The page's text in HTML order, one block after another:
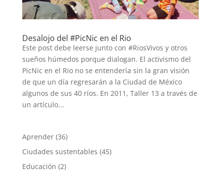
Desalojo del #PicNic en el Rio
Este post debe leerse junto con #RiosVivos y otros
sueños húmedos porque dialogan. El activismo del
PicNic en el Rio no se entendería sin la gran visión
de que un día regresarán a la Ciudad de México
algunos de sus 40 ríos. En 2011, Taller 13 a través de
un artículo...
Aprender(36)
Ciudades sustentables (45)
Educación (2)